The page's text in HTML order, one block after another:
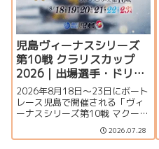
児島ヴィーナスシリーズ
第10戦 クラリスカップ
2026｜出場選手・ドリー
ム戦・注目モーター・イ
ベント情報まとめ
2026年8月18日～23日にボート
レース児島で開催される「ヴィ
ーナスシリーズ第10戦 マクール
の特集ページです。出場選手一
2026.07.28